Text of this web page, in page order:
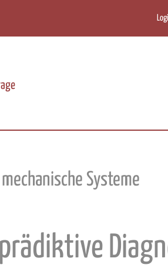
Systeme